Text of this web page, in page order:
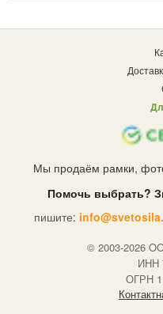
Мы продаём рамки,
Помочь выбрать?
пишите:
© 2003-2026
ИНН
ОГРН